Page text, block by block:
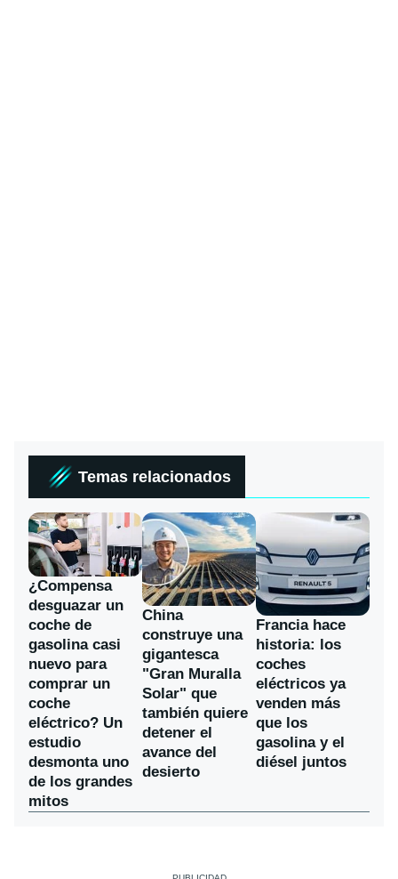
Temas relacionados
¿Compensa
desguazar un
coche de
gasolina casi
nuevo para
comprar un
coche
eléctrico? Un
estudio
desmonta uno
de los grandes
mitos
China
construye una
gigantesca
"Gran Muralla
Solar" que
también quiere
detener el
avance del
desierto
Francia hace
historia: los
coches
eléctricos ya
venden más
que los
gasolina y el
diésel juntos